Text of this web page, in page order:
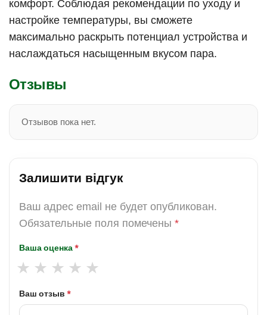
комфорт. Соблюдая рекомендации по уходу и
настройке температуры, вы сможете
максимально раскрыть потенциал устройства и
наслаждаться насыщенным вкусом пара.
Отзывы
Отзывов пока нет.
Залишити відгук
Ваш адрес email не будет опубликован.
Обязательные поля помечены *
Ваша оценка*
Ваш отзыв *